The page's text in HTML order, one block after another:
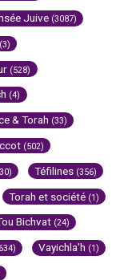
Juive (3087)
(3)
(528)
(4)
& Torah (33)
(502)
Téfilines (356)
Torah et société (1)
Bichvat (24)
Vayichla'h (1)